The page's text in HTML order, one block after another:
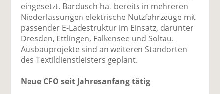
eingesetzt. Bardusch hat bereits in mehreren
Niederlassungen elektrische Nutzfahrzeuge mit
passender E-Ladestruktur im Einsatz, darunter
Dresden, Ettlingen, Falkensee und Soltau.
Ausbauprojekte sind an weiteren Standorten
des Textildienstleisters geplant.
Neue CFO seit Jahresanfang tätig